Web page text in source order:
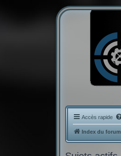
Accès rapide
Index du forum